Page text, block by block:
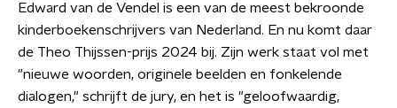
Edward van de Vendel is een van de meest bekroonde
kinderboekenschrijvers van Nederland. En nu komt daar
de Theo Thijssen-prijs 2024 bij. Zijn werk staat vol met
"nieuwe woorden, originele beelden en fonkelende
dialogen," schrijft de jury, en het is "geloofwaardig,